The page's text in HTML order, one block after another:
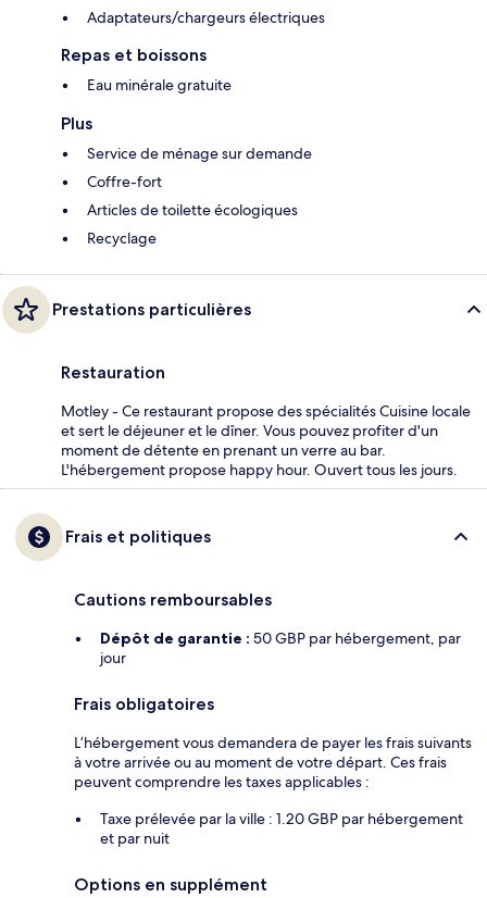
Adaptateurs/chargeurs électriques
Repas et boissons
Eau minérale gratuite
Plus
Service de ménage sur demande
Coffre-fort
Articles de toilette écologiques
Recyclage
Prestations particulières
Restauration
Motley - Ce restaurant propose des spécialités Cuisine locale
et sert le déjeuner et le dîner. Vous pouvez profiter d'un
moment de détente en prenant un verre au bar.
L'hébergement propose happy hour. Ouvert tous les jours.
Frais et politiques
Cautions remboursables
Dépôt de garantie : 50 GBP par hébergement, par
jour
Frais obligatoires
L’hébergement vous demandera de payer les frais suivants
à votre arrivée ou au moment de votre départ. Ces frais
peuvent comprendre les taxes applicables :
Taxe prélevée par la ville : 1.20 GBP par hébergement
et par nuit
Options en supplément